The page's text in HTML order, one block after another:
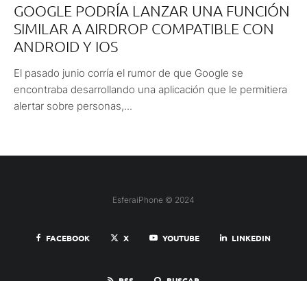
GOOGLE PODRÍA LANZAR UNA FUNCIÓN
SIMILAR A AIRDROP COMPATIBLE CON
ANDROID Y IOS
El pasado junio corría el rumor de que Google se
encontraba desarrollando una aplicación que le permitiera
alertar sobre personas,...
EsferaiPhone © 2024
FACEBOOK X YOUTUBE LINKEDIN